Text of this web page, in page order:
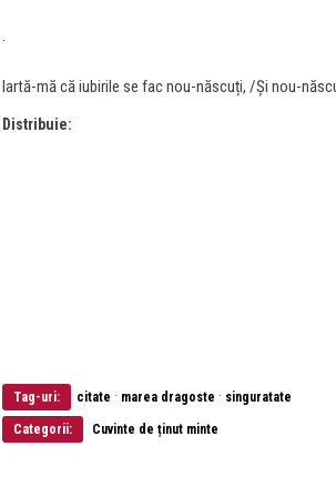
.
Iartă-mă că iubirile se fac nou-născuți, /Și nou-
Distribuie:
Tag-uri: citate · marea dragoste · singuratate
Categorii: Cuvinte de ținut minte